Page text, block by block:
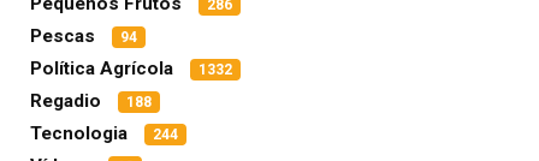
286
Pescas 94
Política Agrícola 1332
Regadio 188
Tecnologia 244